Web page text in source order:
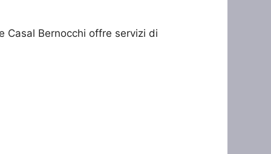
Casal Bernocchi offre servizi di